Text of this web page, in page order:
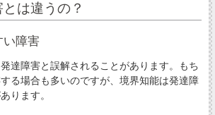
は違うの？
い障害
達障害と誤解されることがあります。もち
る場合も多いのですが、境界知能は発達障
ります。